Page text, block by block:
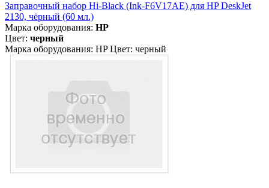
Заправочный набор Hi-Black (Ink-F6V17AE) для HP DeskJet
2130, чёрный (60 мл.)
Марка оборудования: HP
Цвет: черный
Марка оборудования: HP Цвет: черный